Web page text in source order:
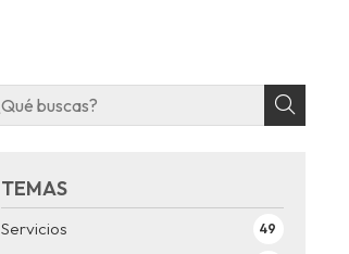
TEMAS
Servicios 49